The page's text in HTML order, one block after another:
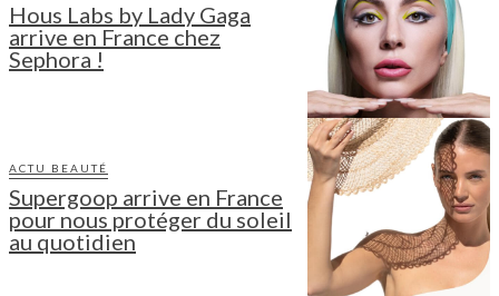
Hous Labs by Lady Gaga
arrive en France chez
Sephora !
ACTU BEAUTÉ
Supergoop arrive en France
pour nous protéger du soleil
au quotidien